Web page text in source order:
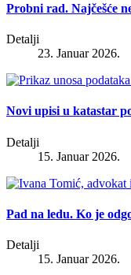
Probni rad. Najčešće
Detalji
23. Januar 2026.
Novi upisi u katastar
Detalji
15. Januar 2026.
Pad na ledu. Ko je
Detalji
15. Januar 2026.